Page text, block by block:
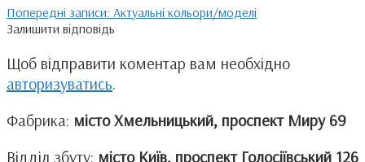
Попередні записи: Актуальні кольори/моделі
Залишити відповідь
Щоб відправити коментар вам необхідно
авторизуватись.
Фабрика: місто Хмельницький, проспект Миру 69
Відділ збуту: місто Київ, проспект Голосіївський 126